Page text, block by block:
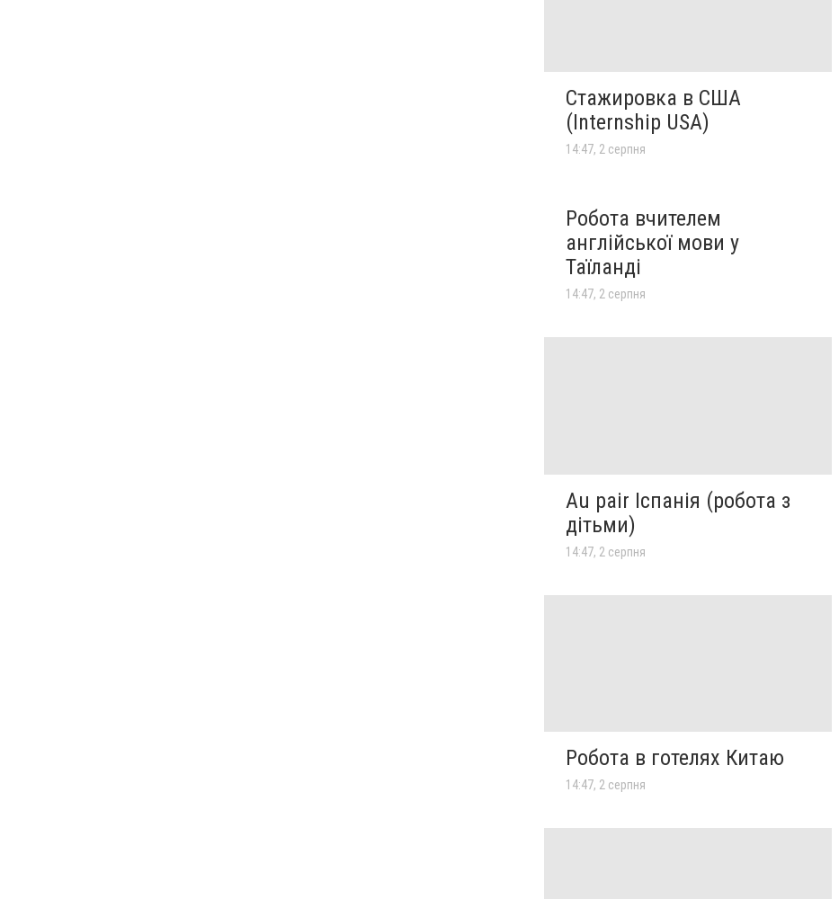
Стажировка в США
(Internship USA)
14:47, 2 серпня
Робота вчителем
англійської мови у
Таїланді
14:47, 2 серпня
Au pair Іспанія (робота з
дітьми)
14:47, 2 серпня
Робота в готелях Китаю
14:47, 2 серпня